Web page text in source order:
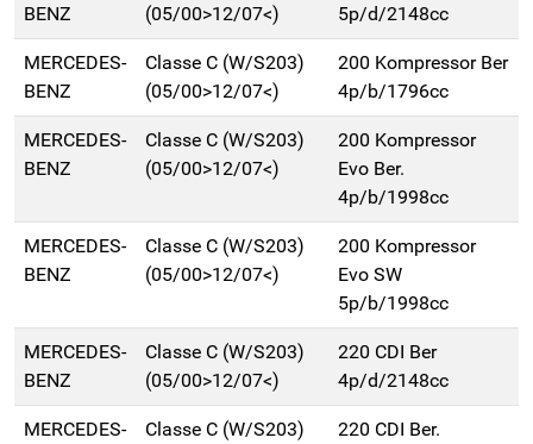
BENZ
(05/00>12/07<)
5p/d/2148cc
MERCEDES-
BENZ
Classe C (W/S203)
(05/00>12/07<)
200 Kompressor Ber
4p/b/1796cc
MERCEDES-
BENZ
Classe C (W/S203)
(05/00>12/07<)
200 Kompressor
Evo Ber.
4p/b/1998cc
MERCEDES-
BENZ
Classe C (W/S203)
(05/00>12/07<)
200 Kompressor
Evo SW
5p/b/1998cc
MERCEDES-
BENZ
Classe C (W/S203)
(05/00>12/07<)
220 CDI Ber
4p/d/2148cc
MERCEDES-
Classe C (W/S203)
220 CDI Ber.